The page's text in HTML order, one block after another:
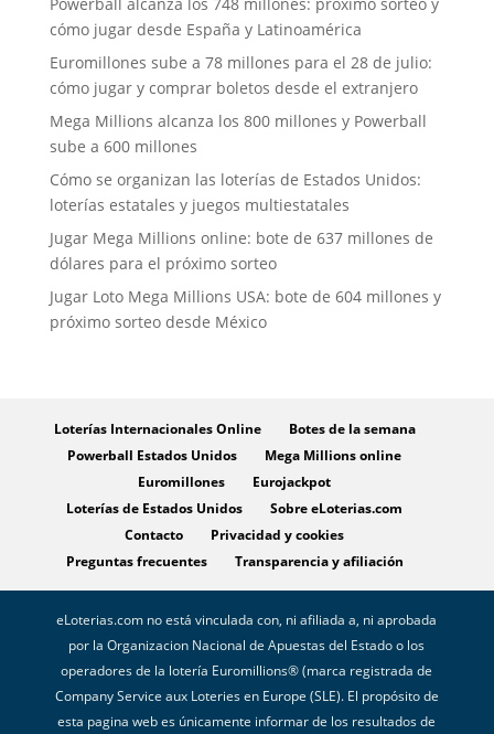
Powerball alcanza los 748 millones: próximo sorteo y
cómo jugar desde España y Latinoamérica
Euromillones sube a 78 millones para el 28 de julio:
cómo jugar y comprar boletos desde el extranjero
Mega Millions alcanza los 800 millones y Powerball
sube a 600 millones
Cómo se organizan las loterías de Estados Unidos:
loterías estatales y juegos multiestatales
Jugar Mega Millions online: bote de 637 millones de
dólares para el próximo sorteo
Jugar Loto Mega Millions USA: bote de 604 millones y
próximo sorteo desde México
Loterías Internacionales Online
Botes de la semana
Powerball Estados Unidos
Mega Millions online
Euromillones
Eurojackpot
Loterías de Estados Unidos
Sobre eLoterias.com
Contacto
Privacidad y cookies
Preguntas frecuentes
Transparencia y afiliación
eLoterias.com no está vinculada con, ni afiliada a, ni aprobada
por la Organizacion Nacional de Apuestas del Estado o los
operadores de la lotería Euromillions® (marca registrada de
Company Service aux Loteries en Europe (SLE). El propósito de
esta pagina web es únicamente informar de los resultados de